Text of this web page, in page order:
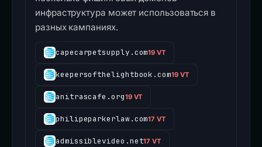
инфраструктура может использоваться в
разных кампаниях.
capecarpetsupply.com19 VT
keepersofthelightbook.com19 VT
anitrascafe.org19 VT
philipeparkerlaw.com17 VT
admissiblevideo.net17 VT